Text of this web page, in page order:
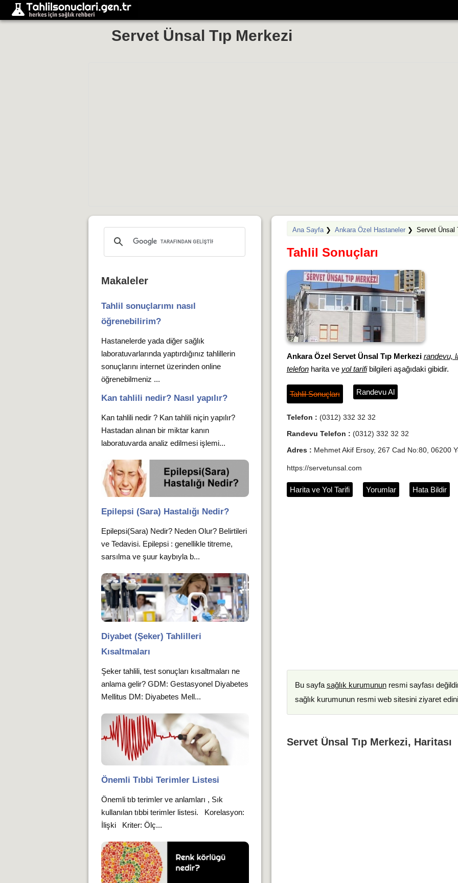
Servet Ünsal Tıp Merkezi
Ana Sayfa❯ Ankara Özel Hastaneler❯ Servet Ünsal
Tahlil Sonuçları
Ankara Özel Servet Ünsal Tıp Merkezi randevu,
telefonharita ve yol tarifibilgileri aşağıdaki gibidir.
Tahlil Sonuçları Randevu Al
Telefon : (0312) 332 32 32
Randevu Telefon : (0312) 332 32 32
Adres : Mehmet Akif Ersoy, 267 Cad No:80, 06200
https://servetunsal.com
Harita ve Yol Tarifi Yorumlar Hata Bildir
Bu sayfa sağlık kurumununresmi sayfası
sağlık kurumunun resmi web sitesini ziyaret
Servet Ünsal Tıp Merkezi, Haritası
Makaleler
Tahlil sonuçlarımı nasıl
öğrenebilirim?
Hastanelerde yada diğer sağlık
laboratuvarlarında yaptırdığınız tahlillerin
sonuçlarını internet üzerinden online
öğrenebilmeniz ...
Kan tahlili nedir? Nasıl yapılır?
Kan tahlili nedir ? Kan tahlili niçin yapılır?
Hastadan alınan bir miktar kanın
laboratuvarda analiz edilmesi işlemi...
Epilepsi (Sara) Hastalığı Nedir?
Epilepsi(Sara) Nedir? Neden Olur? Belirtileri
ve Tedavisi. Epilepsi : genellikle titreme,
sarsılma ve şuur kaybıyla b...
Diyabet (Şeker) Tahlilleri
Kısaltmaları
Şeker tahlili, test sonuçları kısaltmaları ne
anlama gelir? GDM: Gestasyonel Diyabetes
Mellitus DM: Diyabetes Mell...
Önemli Tıbbi Terimler Listesi
Önemli tıb terimler ve anlamları , Sık
kullanılan tıbbi terimler listesi. Korelasyon:
İlişki Kriter: Ölç...